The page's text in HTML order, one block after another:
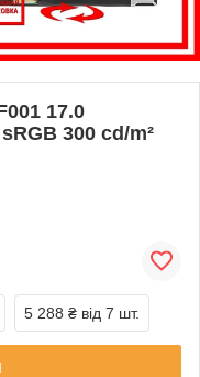
17.0
300 cd/m²
5 288 ₴ від 7 шт.